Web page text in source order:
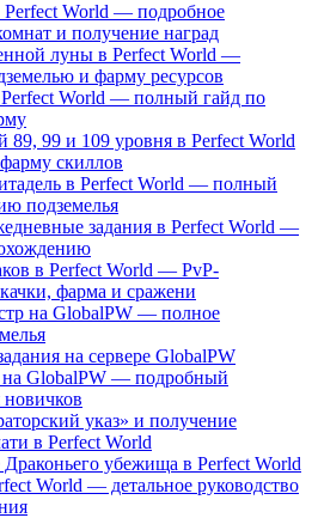
World — подробное
и получение наград
луны в Perfect World —
и фарму ресурсов
World — полный гайд по
99 и 109 уровня в Perfect World
скиллов
в Perfect World — полный
подземелья
задания в Perfect World —
в Perfect World — PvP-
фарма и сражени
на GlobalPW — полное
на сервере GlobalPW
GlobalPW — подробный
новичков
указ» и получение
в Perfect World
убежища в Perfect World
World — детальное руководство